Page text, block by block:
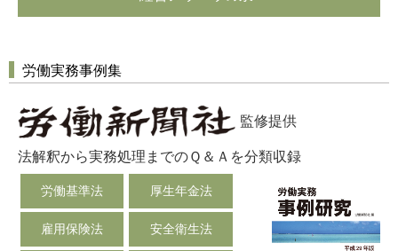
労働実務事例集
監修提供
法解釈から実務処理までのＱ＆Ａを分類収録
労働基準法 厚生年金法
雇用保険法 安全衛生法